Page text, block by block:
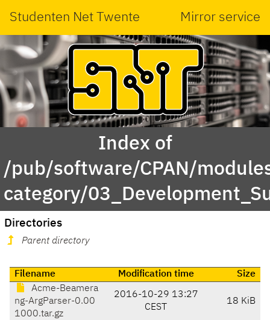
Studenten Net Twente Mirror service
Index of
/pub/software/CPAN/
category/
Directories
Parent directory
Filename Modification time
Size
Acme-Beamera
ng-ArgParser-0.00
1000.tar.gz
2016-10-29 13:27
CEST
18 KiB